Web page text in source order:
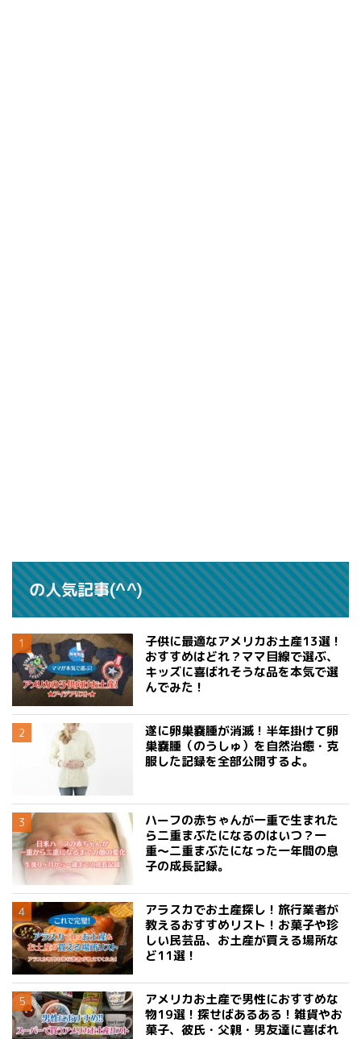
の人気記事(^^)
子供に最適なアメリカお土産13選！
おすすめはどれ？ママ目線で選ぶ、
キッズに喜ばれそうな品を本気で選
んでみた！
遂に卵巣嚢腫が消滅！半年掛けて卵
巣嚢腫（のうしゅ）を自然治癒・克
服した記録を全部公開するよ。
ハーフの赤ちゃんが一重で生まれた
ら二重まぶたになるのはいつ？一
重〜二重まぶたになった一年間の息
子の成長記録。
アラスカでお土産探し！旅行業者が
教えるおすすめリスト！お菓子や珍
しい民芸品、お土産が買える場所な
ど11選！
アメリカお土産で男性におすすめな
物19選！探せばあるある！雑貨やお
菓子、彼氏・父親・男友達に喜ばれ